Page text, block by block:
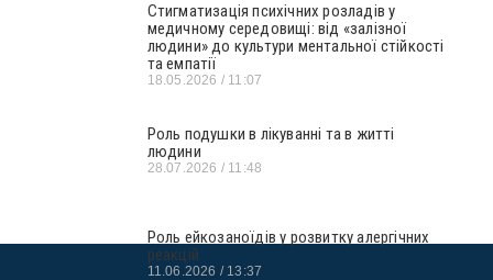
Стигматизація психічних розладів у
медичному середовищі: від «залізної
людини» до культури ментальної стійкості
та емпатії
18.05.2026 11:07
Роль подушки в лікуванні та в житті
людини
28.07.2026 11:48
Роль ейкозаноїдів у розвитку алергічних
реакцій
11.06.2026 13:37